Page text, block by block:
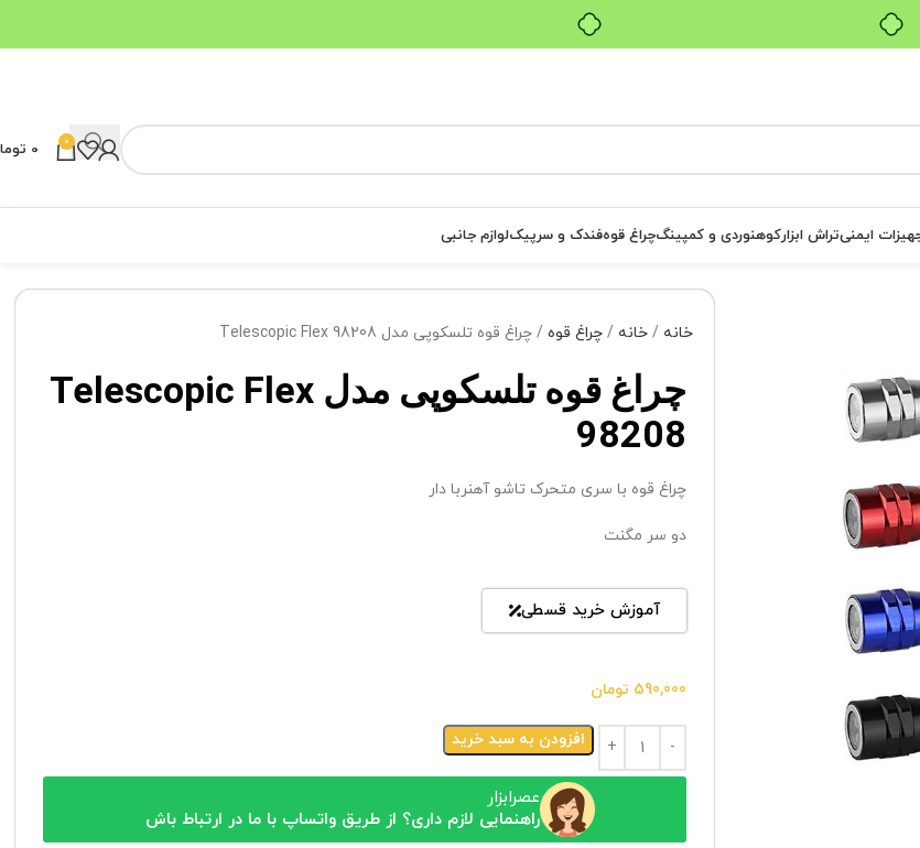
0
0
ایمنیتراش ابزارکوهنوردی و کمپینگچراغ قوهفندک و سرپیکلوازم جانبی
خانه خانه چراغ قوه چراغ قوه تلسکوپی مدل Telescopic Flex 98208
چراغ قوه تلسکوپی مدل Telescopic Flex
98208
چراغ قوه با سری متحرک تاشو آهنربا دار
دو سر مگنت
آموزش خرید قسطی
590,000 تومان
افزودن به سبد خرید
عصرابزار
راهنمایی لازم داری؟ از طریق واتساپ با ما در ارتباط باش